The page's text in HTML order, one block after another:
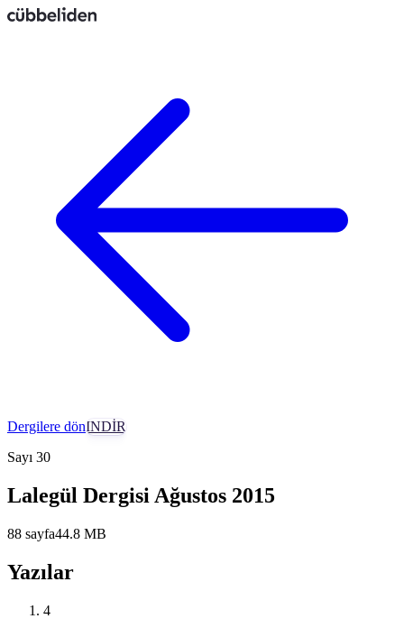
Dergilere dönİNDİR
Sayı 30
Lalegül Dergisi Ağustos 2015
88 sayfa44.8 MB
Yazılar
4